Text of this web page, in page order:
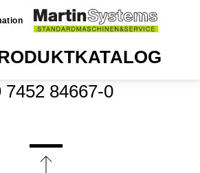
7452 84667-0